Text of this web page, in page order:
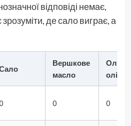
відповіді немає,
де сало виграє, а
Вершкове
масло
олія
0 0